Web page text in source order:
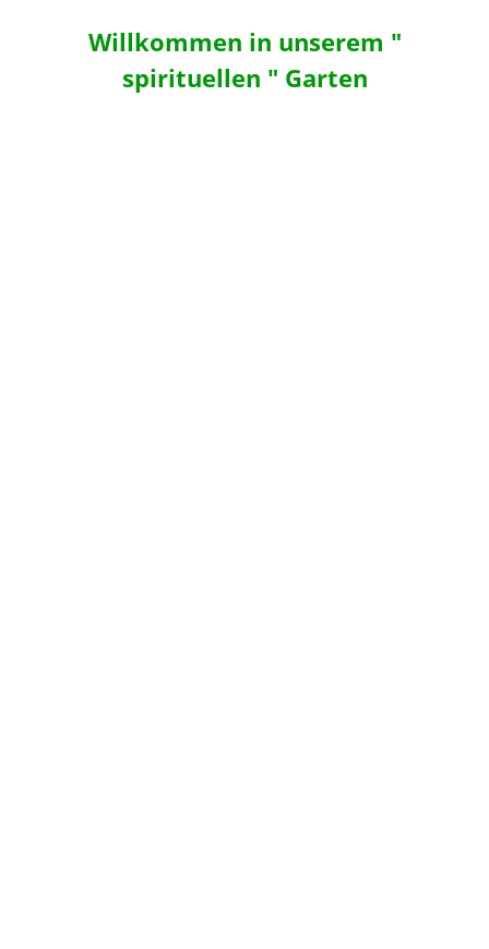
Willkommen in unserem "
spirituellen " Garten